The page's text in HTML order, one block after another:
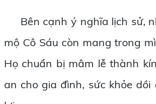
Bên cạnh ý nghĩa lịch sử,
mộ Cô Sáu còn mang trong
Họ chuẩn bị mâm lễ thành
an cho gia đình, sức khỏe dồi